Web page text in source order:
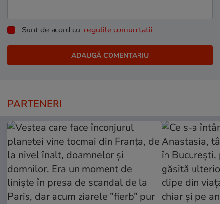
Sunt de acord cu regulile comunitatii
PARTENERI